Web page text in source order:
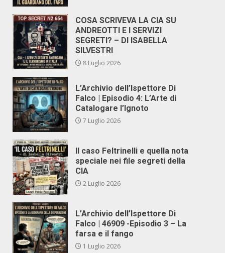
COSA SCRIVEVA LA CIA SU
ANDREOTTI E I SERVIZI
SEGRETI? – DI ISABELLA
SILVESTRI
8 Luglio 2026
L’Archivio dell’Ispettore Di
Falco | Episodio 4: L’Arte di
Catalogare l’Ignoto
7 Luglio 2026
Il caso Feltrinelli e quella nota
speciale nei file segreti della
CIA
2 Luglio 2026
L’Archivio dell’Ispettore Di
Falco | 46909 -Episodio 3 – La
farsa e il fango
1 Luglio 2026